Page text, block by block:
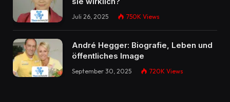
Juli 26, 2025 750K Views
André Hegger: Biografie, Leben und
öffentliches Image
September 30, 2025 720K Views